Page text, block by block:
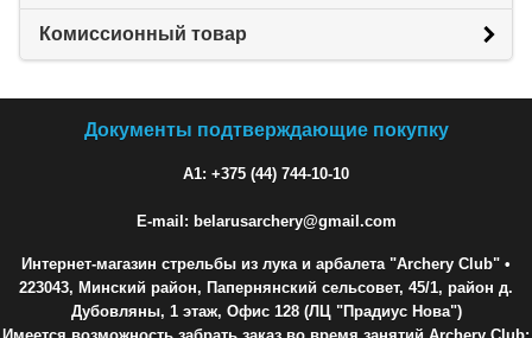
Комиссионный товар
Документы подтверждающие покупку
A1: +375 (44) 744-10-10
E-mail: belarusarchery@gmail.com
Интернет-магазин стрельбы из лука и арбалета "Archery Club" •
223043, Минский район, Папернянский сельсовет, 45/1, район д.
Дубовляны, 1 этаж, Офис 128 (ЛЦ "Прадиус Нова")